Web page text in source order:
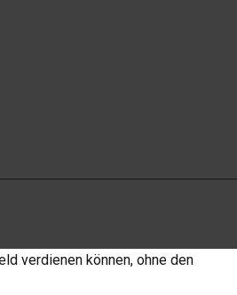
verdienen können, ohne den